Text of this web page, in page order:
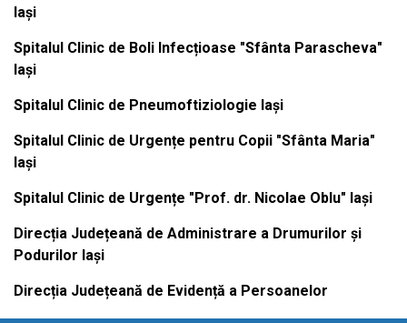
Iași
Spitalul Clinic de Boli Infecțioase "Sfânta Parascheva"
Iași
Spitalul Clinic de Pneumoftiziologie Iași
Spitalul Clinic de Urgențe pentru Copii "Sfânta Maria"
Iași
Spitalul Clinic de Urgențe "Prof. dr. Nicolae Oblu" Iași
Direcția Județeană de Administrare a Drumurilor și
Podurilor Iași
Direcția Județeană de Evidență a Persoanelor